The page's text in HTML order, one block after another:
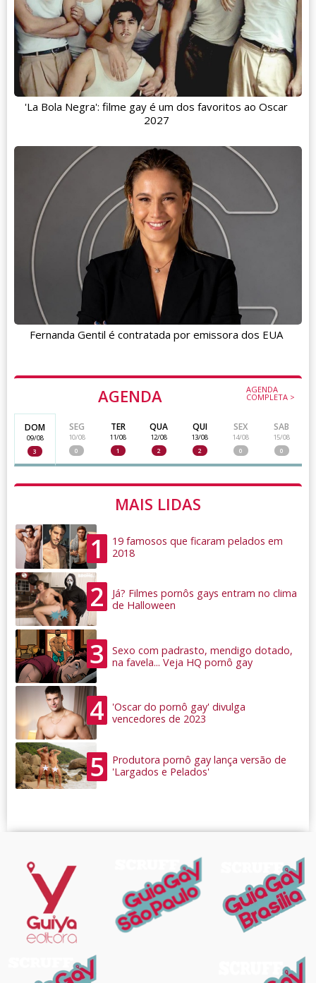
AGENDA AGENDA
COMPLETA >
DOM
09/08
3
SEG
10/08
0
TER
11/08
1
QUA
12/08
2
QUI
13/08
2
SEX
14/08
0
SAB
15/08
0
MAIS LIDAS
1
19 famosos que ficaram pelados em
2018
2
Já? Filmes pornôs gays entram no clima
de Halloween
3
Sexo com padrasto, mendigo dotado,
na favela... Veja HQ pornô gay
4
'Oscar do pornô gay' divulga
vencedores de 2023
5
Produtora pornô gay lança versão de
'Largados e Pelados'
'La Bola Negra': filme gay é um dos favoritos ao Oscar
2027
Fernanda Gentil é contratada por emissora dos EUA